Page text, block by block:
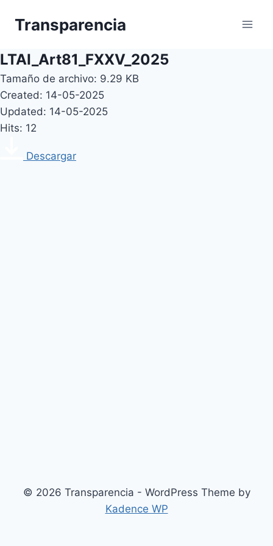
Transparencia
LTAI_Art81_FXXV_2025
Tamaño de archivo: 9.29 KB
Created: 14-05-2025
Updated: 14-05-2025
Hits: 12
Descargar
© 2026 Transparencia - WordPress Theme by
Kadence WP